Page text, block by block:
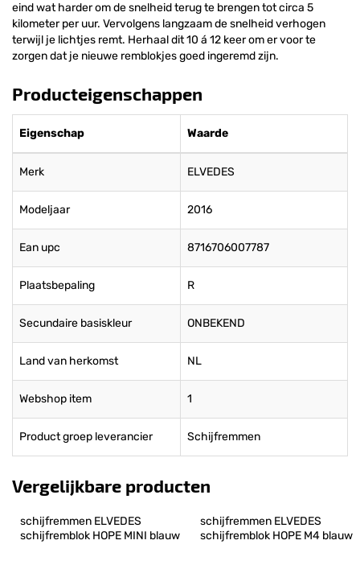
eind wat harder om de snelheid terug te brengen tot circa 5
kilometer per uur. Vervolgens langzaam de snelheid verhogen
terwijl je lichtjes remt. Herhaal dit 10 á 12 keer om er voor te
zorgen dat je nieuwe remblokjes goed ingeremd zijn.
Producteigenschappen
Eigenschap Waarde
Merk ELVEDES
Modeljaar 2016
Ean upc 8716706007787
Plaatsbepaling R
Secundaire basiskleur ONBEKEND
Land van herkomst NL
Webshop item 1
Product groep leverancier Schijfremmen
Vergelijkbare producten
schijfremmen ELVEDES
schijfremblok HOPE MINI blauw
schijfremmen ELVEDES
schijfremblok HOPE M4 blauw